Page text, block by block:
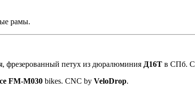
рамы.
фрезерованный петух из дюралюминия Д16Т в СПб.
FM-M030 bikes. CNC by VeloDrop.